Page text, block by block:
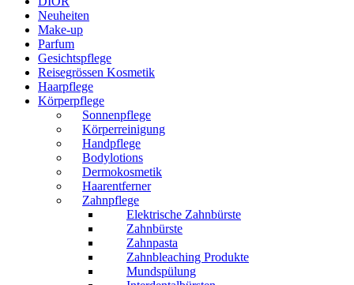
Neuheiten
Make-up
Parfum
Gesichtspflege
Reisegrössen Kosmetik
Haarpflege
Körperpflege
Sonnenpflege
Körperreinigung
Handpflege
Bodylotions
Dermokosmetik
Haarentferner
Zahnpflege
Elektrische Zahnbürste
Zahnbürste
Zahnpasta
Zahnbleaching Produkte
Mundspülung